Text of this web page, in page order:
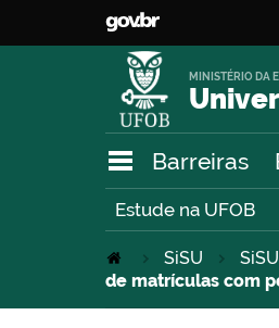
MINISTÉRIO DA
Barreiras
Estude na UFOB
SiSU
de matrículas com